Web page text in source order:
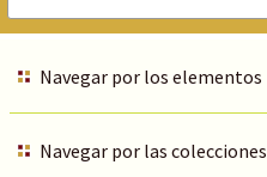
Navegar por los elementos
Navegar por las colecciones